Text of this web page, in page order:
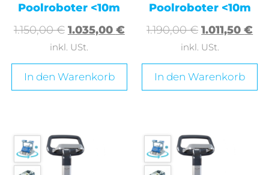
Poolroboter <10m
1.150,00€ 1.035,00 €
inkl. USt.
In den Warenkorb
Poolroboter <10m
1.190,00€ 1.011,50€
inkl. USt.
In den Warenkorb